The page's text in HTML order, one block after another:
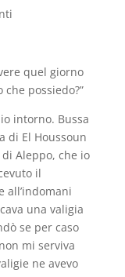
quel giorno
possiedo?”
intorno. Bussa
di El Houssoun
Aleppo, che io
il
all’indomani
una valigia
se per caso
mi serviva
ne avevo